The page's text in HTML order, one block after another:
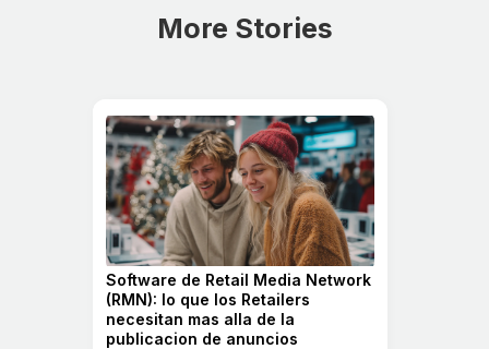
More Stories
Software de Retail Media Network
(RMN): lo que los Retailers
necesitan mas alla de la
publicacion de anuncios